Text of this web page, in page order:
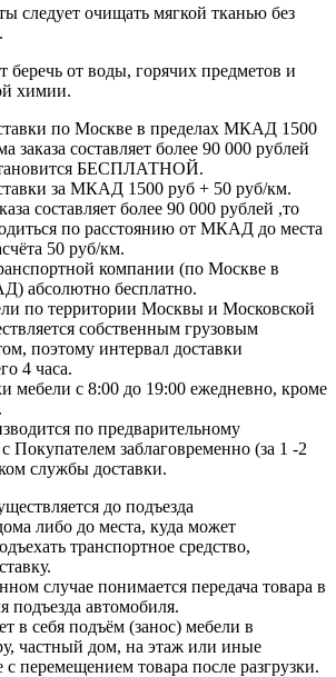
следует очищать мягкой тканью без
беречь от воды, горячих предметов и
химии.
по Москве в пределах МКАД 1500
заказа составляет более 90 000 рублей
БЕСПЛАТНОЙ.
за МКАД 1500 руб + 50 руб/км.
составляет более 90 000 рублей ,то
по расстоянию от МКАД до места
50 руб/км.
компании (по Москве в
абсолютно бесплатно.
по территории Москвы и Московской
собственным грузовым
поэтому интервал доставки
4 часа.
мебели с 8:00 до 19:00 ежедневно, кроме
по предварительному
Покупателем заблаговременно (за 1 -2
службы доставки.
до подъезда
либо до места, куда может
транспортное средство,
случае понимается передача товара в
подъезда автомобиля.
в себя подъём (занос) мебели в
частный дом, на этаж или иные
с перемещением товара после разгрузки.